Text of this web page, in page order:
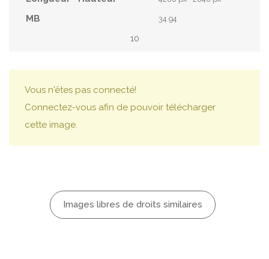
34.94
10
Vous n'êtes pas connecté!
Connectez-vous afin de pouvoir télécharger
cette image.
Images libres de droits similaires